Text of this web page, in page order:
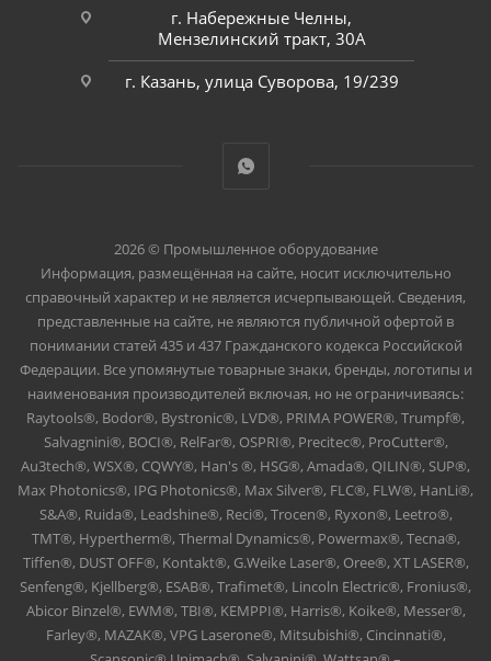
г. Набережные Челны,
Мензелинский тракт, 30А
г. Казань, улица Суворова, 19/239
2026 © Промышленное оборудование
Информация, размещённая на сайте, носит исключительно
справочный характер и не является исчерпывающей. Сведения,
представленные на сайте, не являются публичной офертой в
понимании статей 435 и 437 Гражданского кодекса Российской
Федерации. Все упомянутые товарные знаки, бренды, логотипы и
наименования производителей включая, но не ограничиваясь:
Raytools®, Bodor®, Bystronic®, LVD®, PRIMA POWER®, Trumpf®,
Salvagnini®, BOCI®, RelFar®, OSPRI®, Precitec®, ProCutter®,
Au3tech®, WSX®, CQWY®, Han's ®, HSG®, Amada®, QILIN®, SUP®,
Max Photonics®, IPG Photonics®, Max Silver®, FLC®, FLW®, HanLi®,
S&A®, Ruida®, Leadshine®, Reci®, Trocen®, Ryxon®, Leetro®,
TMT®, Hypertherm®, Thermal Dynamics®, Powermax®, Tecna®,
Tiffen®, DUST OFF®, Kontakt®, G.Weike Laser®, Oree®, XT LASER®,
Senfeng®, Kjellberg®, ESAB®, Trafimet®, Lincoln Electric®, Fronius®,
Abicor Binzel®, EWM®, TBI®, KEMPPI®, Harris®, Koike®, Messer®,
Farley®, MAZAK®, VPG Laserone®, Mitsubishi®, Cincinnati®,